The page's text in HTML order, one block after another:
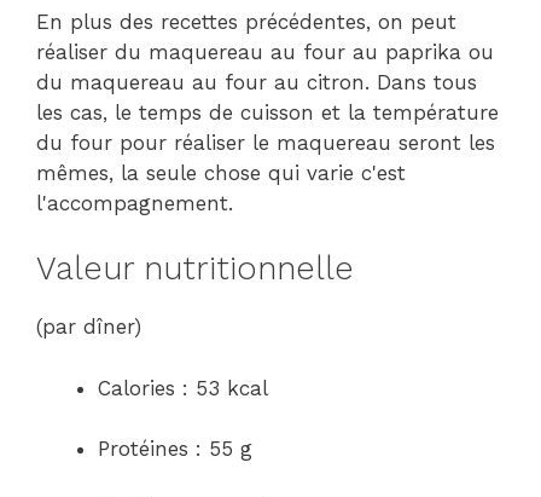
En plus des recettes précédentes, on peut
réaliser du maquereau au four au paprika ou
du maquereau au four au citron. Dans tous
les cas, le temps de cuisson et la température
du four pour réaliser le maquereau seront les
mêmes, la seule chose qui varie c'est
l'accompagnement.
Valeur nutritionnelle
(par dîner)
Calories : 53 kcal
Protéines : 55 g